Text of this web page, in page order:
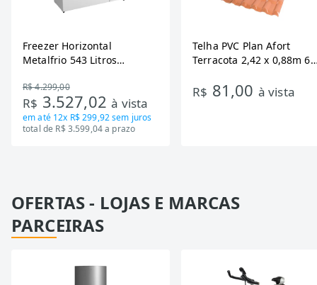
Freezer Horizontal
Metalfrio 543 Litros
Tecnologia Inverter, Branco,
Bivolt
R$ 4.299,00
R$ 3.527,02à vista
em até 12x R$ 299,92sem juros
total de R$ 3.599,04 a prazo
Telha PVC Plan Afort
Terracota 2,42 x 0,88m 6
R$ 81,00 à vista
OFERTAS - LOJAS E MARCAS
PARCEIRAS